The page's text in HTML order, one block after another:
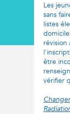
Les
sans
listes
révision
être
vérifier